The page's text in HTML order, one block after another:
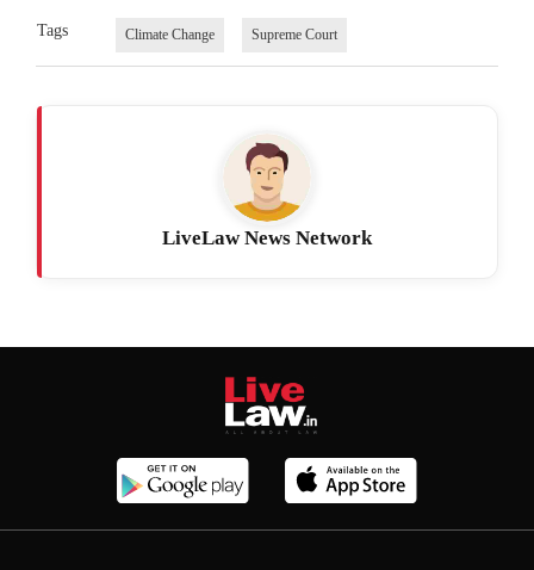
Tags Climate Change Supreme Court
LiveLaw News Network